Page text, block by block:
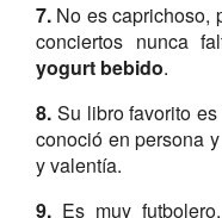
7.No es caprichoso,
conciertos nunca
yogurt bebido.
8.Su libro favorito es
conoció en persona
y valentía.
9.Es muy